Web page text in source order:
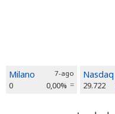
Milano 7-ago
0 0,00%
Nasdaq
29.722